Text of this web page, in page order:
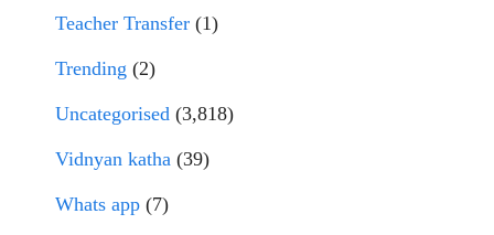
Teacher Transfer (1)
Trending (2)
Uncategorised (3,818)
Vidnyan katha (39)
Whats app (7)